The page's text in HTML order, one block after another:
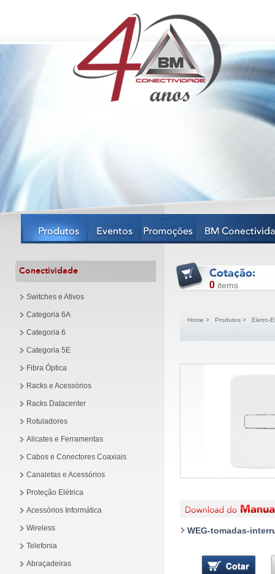
Conectividade
Switches e Ativos
Categoria 6A
Categoria 6
Categoria 5E
Fibra Óptica
Racks e Acessórios
Racks Datacenter
Rotuladores
Alicates e Ferramentas
Cabos e Conectores Coaxiais
Canaletas e Acessórios
Proteção Elétrica
Acessórios Informática
Wireless
Telefonia
Abraçadeiras
0 items
Home > Produtos > Eletro-
WEG-tomadas-